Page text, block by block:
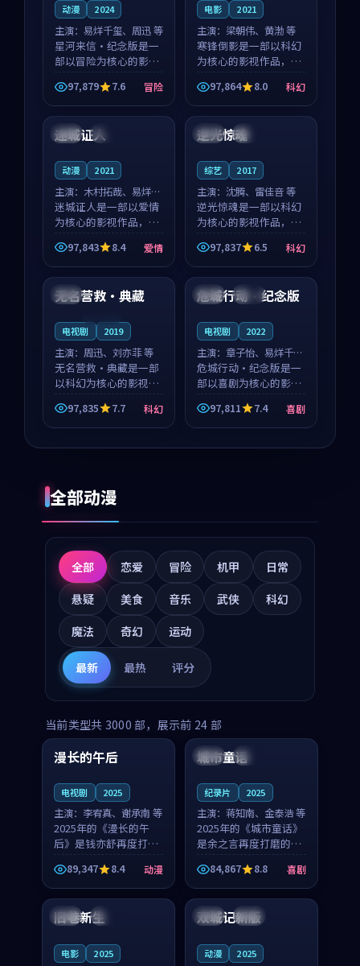
动漫 2024
主演： 易烊千玺、周迅 等
星河来信·纪念版是一
部以冒险为核心的影视
作品，围绕危机、反转
与人物成长展开，整体
节奏紧凑，值得推荐观
看。
97,879 7.6 冒险
电影 2021
主演： 梁朝伟、黄渤 等
寒锋倒影是一部以科幻
为核心的影视作品，围
绕危机、反转与人物成
长展开，整体节奏紧
凑，值得推荐观看。
97,864 8.0 科幻
中国 院线
迷城证人
动漫 2021
主演： 木村拓哉、易烊千
玺 等
迷城证人是一部以爱情
为核心的影视作品，围
绕危机、反转与人物成
长展开，整体节奏紧
凑，值得推荐观看。
97,843 8.4 爱情
美国 高分
逆光惊魂
综艺 2017
主演： 沈腾、雷佳音 等
逆光惊魂是一部以科幻
为核心的影视作品，围
绕危机、反转与人物成
长展开，整体节奏紧
凑，值得推荐观看。
97,837 6.5 科幻
法国
无名营救·典藏
电视剧 2019
主演： 周迅、刘亦菲 等
无名营救·典藏是一部
以科幻为核心的影视作
品，围绕危机、反转与
人物成长展开，整体节
奏紧凑，值得推荐观
97,835 7.7 科幻
日本 杜比
危城行动·纪念版
电视剧 2022
主演： 章子怡、易烊千玺
等
危城行动·纪念版是一
部以喜剧为核心的影视
作品，围绕危机、反转
与人物成长展开，整体
节奏紧凑，值得推荐观
97,811 7.4 喜剧
全部动漫
全部 恋爱 冒险 机甲
日常
悬疑
美食 音乐 武侠
科幻
魔法
奇幻 运动
最新 最热 评分
当前类型共 3000 部，展示前 24 部
中国 高分
99:16
漫长的午后
电视剧 2025
主演： 李宥真、谢承南 等
2025年的《漫长的午
后》是钱亦舒再度打磨
的动漫佳作。中国大陆
的取景与海岛日常的氛
围相互成就，李宥真与
谢承南的对手戏自然克
制，让整部影片在悬念
89,347 8.4 动漫
美国 院线
城市童话
纪录片 2025
主演： 蒋知南、金泰浩 等
2025年的《城市童话》
是余之言再度打磨的喜
剧佳作。美国的取景与
历史战争的氛围相互成
就，蒋知南与金泰浩的
对手戏自然克制，让整
部影片在悬念与温度
84,867 8.8 喜剧
英国 完结
旧巷新生
电影 2025
中国 独播
双城记新版
动漫 2025